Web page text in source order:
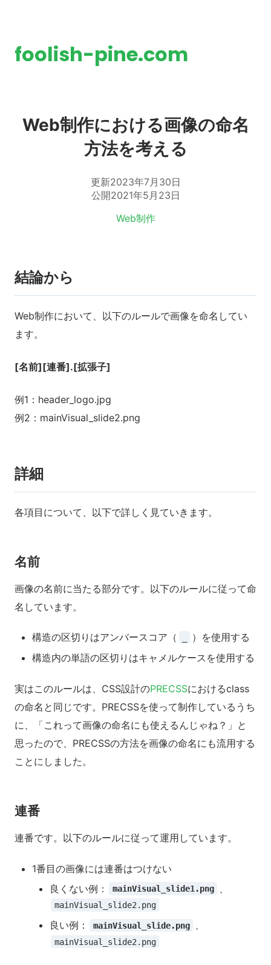
foolish-pine.com
Web制作における画像の命名
方法を考える
更新2023年7月30日
公開2021年5月23日
Web制作
結論から
Web制作において、以下のルールで画像を命名してい
ます。
[名前][連番].[拡張子]
例1：header_logo.jpg
例2：mainVisual_slide2.png
詳細
各項目について、以下で詳しく見ていきます。
名前
画像の名前に当たる部分です。以下のルールに従って命
名しています。
構造の区切りはアンバースコア（
）を使用する
構造内の単語の区切りはキャメルケースを使用する
実はこのルールは、CSS設計のPRECSSにおけるclass
の命名と同じです。PRECSSを使って制作しているうち
に、「これって画像の命名にも使えるんじゃね？」と
思ったので、PRECSSの方法を画像の命名にも流用する
ことにしました。
連番
連番です。以下のルールに従って運用しています。
1番目の画像には連番はつけない
良くない例：
mainVisual_slide1.png 、
mainVisual_slide2.png
良い例： mainVisual_slide.png 、
mainVisual_slide2.png